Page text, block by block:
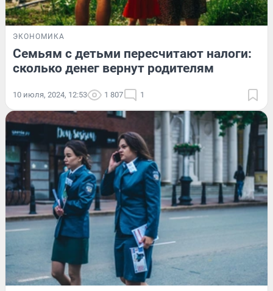
ЭКОНОМИКА
Семьям с детьми пересчитают налоги:
сколько денег вернут родителям
10 июля, 2024, 12:53 1 807 1